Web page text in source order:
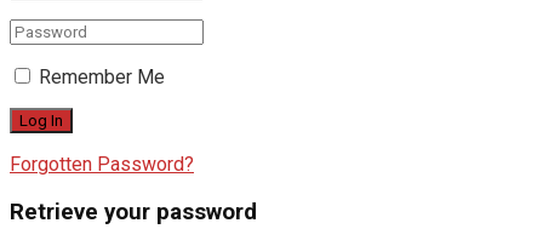
Remember Me
Forgotten Password?
Retrieve your password